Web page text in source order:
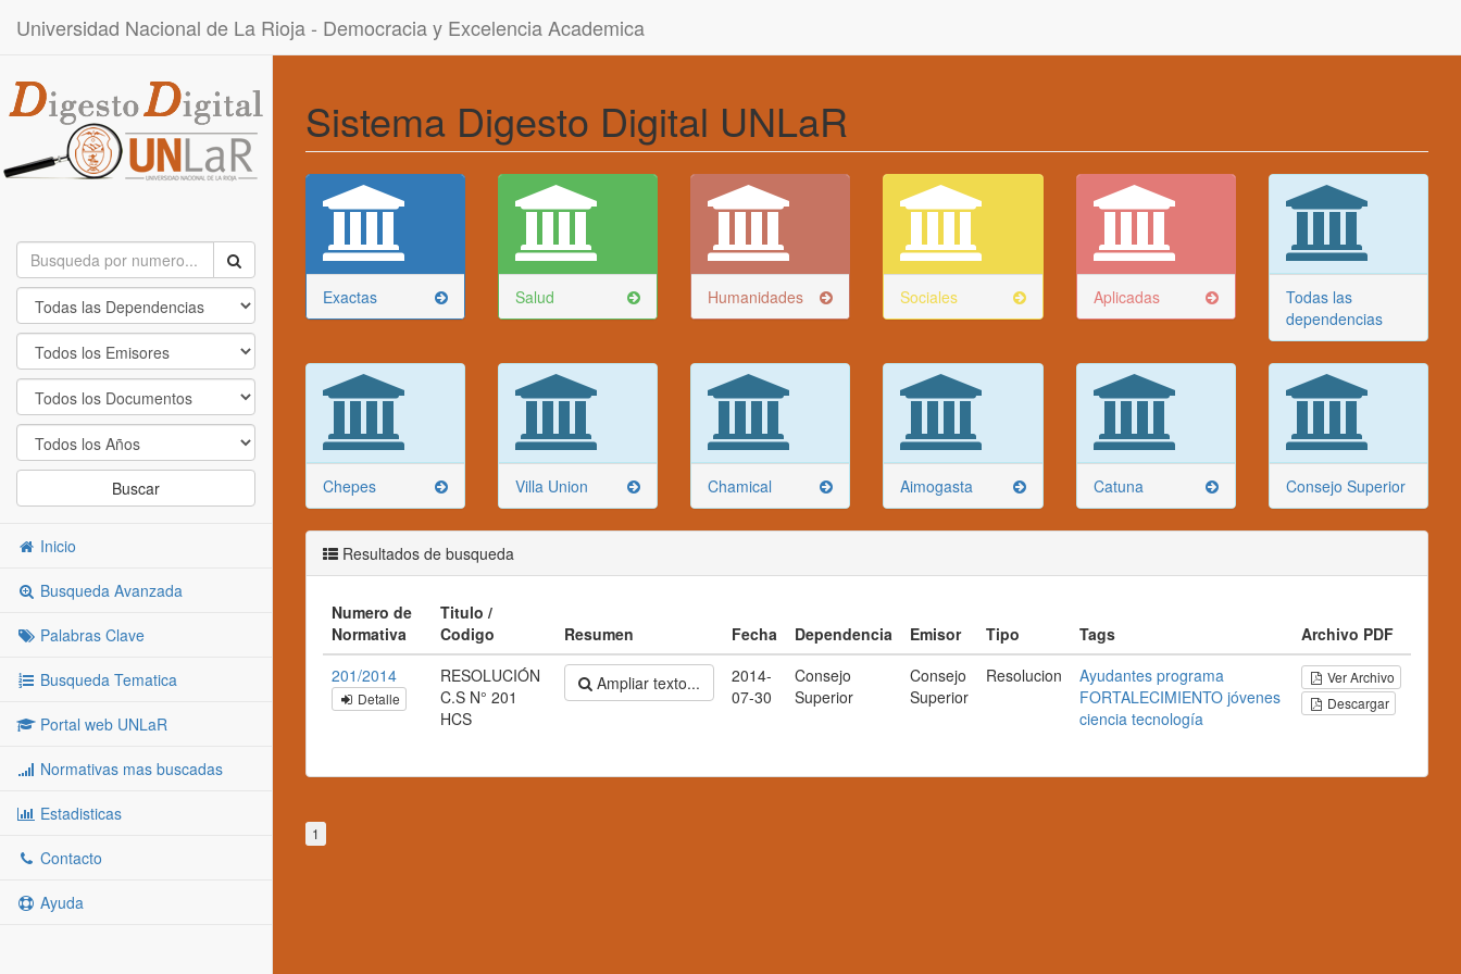
Universidad Nacional de La Rioja - Democracia y Excelencia Academica
Buscar
Inicio
Busqueda Avanzada
Palabras Clave
Busqueda Tematica
Portal web UNLaR
Normativas mas buscadas
Estadisticas
Contacto
Ayuda
Sistema Digesto Digital UNLaR
Exactas Salud Humanidades Sociales Aplicadas
Todas las
dependencias
Chepes Villa Union Chamical Aimogasta Catuna Consejo Superior
Resultados de busqueda
Numero de
Normativa
Titulo /
Codigo
Resumen Fecha Dependencia Emisor Tipo Tags
Archivo PDF
201/2014
Detalle
RESOLUCIÓN
C.S N° 201
HCS
Ampliar texto...
2014-
07-30
Consejo
Superior
Consejo
Superior
Resolucion Ayudantes programa
FORTALECIMIENTO jóvenes
ciencia tecnología
Ver Archivo
Descargar
1